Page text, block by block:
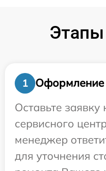
1
Оформление
Оставьте заявку
сервисного
менеджер
для уточнения